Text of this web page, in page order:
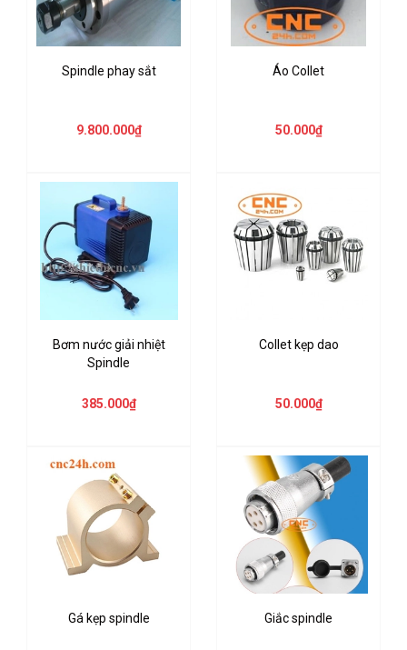
Spindle phay sắt
9.800.000₫
Áo Collet
50.000₫
Bơm nước giải nhiệt
Spindle
385.000₫
Collet kẹp dao
50.000₫
Gá kẹp spindle Giắc spindle